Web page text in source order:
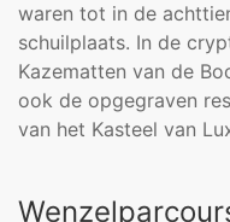
waren tot in de
schuilplaats. In de
Kazematten van de
ook de opgegraven
van het Kasteel van